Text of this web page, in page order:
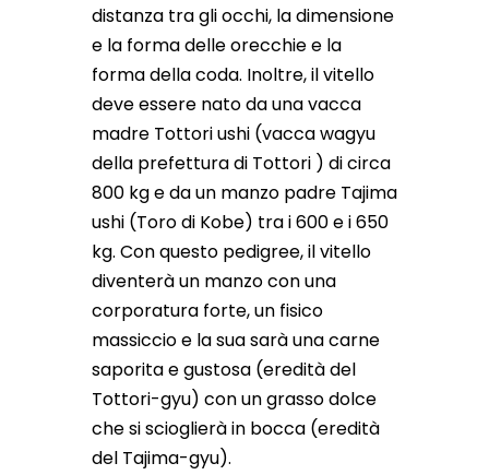
distanza tra gli occhi, la dimensione
e la forma delle orecchie e la
forma della coda. Inoltre, il vitello
deve essere nato da una vacca
madre Tottori ushi (vacca wagyu
della prefettura di Tottori ) di circa
800 kg e da un manzo padre Tajima
ushi (Toro di Kobe) tra i 600 e i 650
kg. Con questo pedigree, il vitello
diventerà un manzo con una
corporatura forte, un fisico
massiccio e la sua sarà una carne
saporita e gustosa (eredità del
Tottori-gyu) con un grasso dolce
che si scioglierà in bocca (eredità
del Tajima-gyu).